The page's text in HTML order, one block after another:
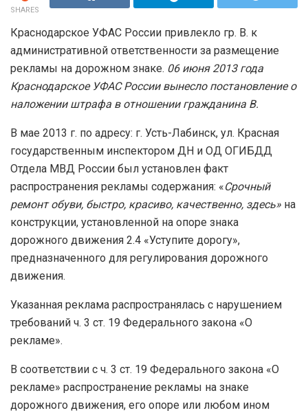
SHARES
Краснодарское УФАС России привлекло гр. В. к
административной ответственности за размещение
рекламы на дорожном знаке. 06 июня 2013 года
Краснодарское УФАС России вынесло постановление о
наложении штрафа в отношении гражданина В.
В мае 2013 г. по адресу: г. Усть-Лабинск, ул. Красная
государственным инспектором ДН и ОД ОГИБДД
Отдела МВД России был установлен факт
распространения рекламы содержания: «Срочный
ремонт обуви, быстро, красиво, качественно, здесь» на
конструкции, установленной на опоре знака
дорожного движения 2.4 «Уступите дорогу»,
предназначенного для регулирования дорожного
движения.
Указанная реклама распространялась с нарушением
требований ч. 3 ст. 19 Федерального закона «О
рекламе».
В соответствии с ч. 3 ст. 19 Федерального закона «О
рекламе» распространение рекламы на знаке
дорожного движения, его опоре или любом ином